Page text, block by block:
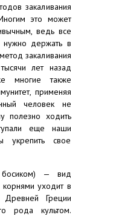
закаливания
это может
ведь все
нужно держать в
закаливания
лет назад
многие также
применяя
человек не
полезно ходить
еще наши
укрепить свое
босиком) — вид
корнями уходит в
Греции
рода культом.